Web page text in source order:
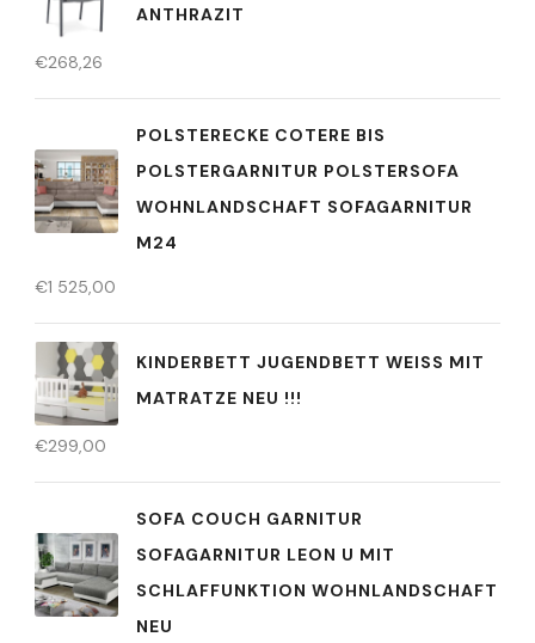
ANTHRAZIT
€268,26
POLSTERECKE COTERE BIS
POLSTERGARNITUR POLSTERSOFA
WOHNLANDSCHAFT SOFAGARNITUR
M24
€1 525,00
KINDERBETT JUGENDBETT WEISS MIT M
ATRATZE NEU !!!
€299,00
SOFA COUCH GARNITUR
SOFAGARNITUR LEON U MIT
SCHLAFFUNKTION WOHNLANDSCHAFT
NEU